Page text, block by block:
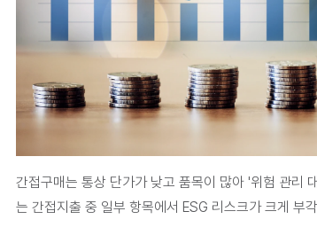
간접구매는 통상 단가가 낮고 품목이 많아 '위험 관리
는 간접지출 중 일부 항목에서 ESG 리스크가 크게 부